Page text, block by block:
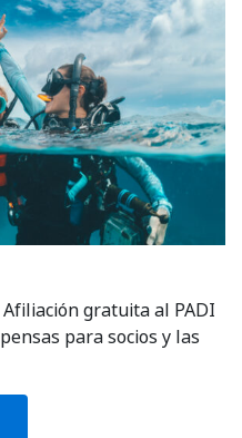
gratuita al PADI
para socios y las